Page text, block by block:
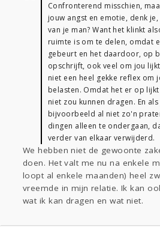
Confronterend misschien,
jouw angst en emotie, denk
van je man? Want het klinkt
ruimte is om te delen, omdat
gebeurt en het daardoor, op
opschrijft, ook veel om jou
niet een heel gekke reflex om
belasten. Omdat het er op
niet zou kunnen dragen. En
bijvoorbeeld al niet zo'n
dingen alleen te ondergaan,
verder van elkaar verwijderd.
We hebben niet de gewoonte
doen. Het valt me nu na enkele
loopt al enkele maanden) heel
vreemde in mijn relatie. Ik kan
wat ik kan dragen en wat niet.